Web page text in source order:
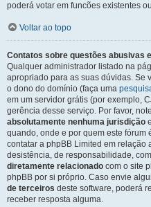
poderá votar em funcões existentes
Voltar ao topo
Contatos sobre questões abusivas
Qualquer administrador listado na
apropriado para as suas dúvidas. Se
o dono do domínio (faça uma
em um servidor grátis (por exemplo,
gerência desse serviço. Por favor,
absolutamente nenhuma jurisdição
quando, onde e por quem este fórum
contatar a phpBB Limited em
desistência, de responsabilidade,
diretamente relacionado com o site
phpBB por si próprio. Caso envie
de terceiros deste software, poderá
receber resposta alguma.